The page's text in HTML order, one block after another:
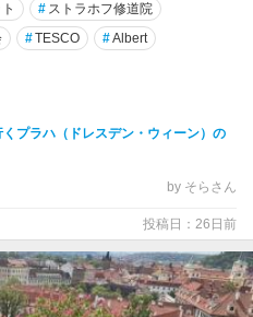
# ストラホフ修道院
#TESCO #Albert
プラハ（ドレスデン・ウィーン）の
by そらさん
投稿日：26日前